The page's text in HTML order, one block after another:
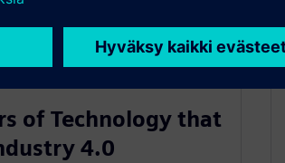
of Technology that
4.0